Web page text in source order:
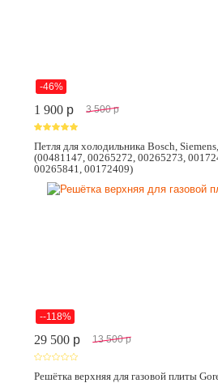
-46%
1 900 p 3 500 p
Петля для холодильника Bosch,
(00481147, 00265272, 00265273,
00265841, 00172409)
--118%
29 500 p 13 500 p
Решётка верхняя для газовой плиты